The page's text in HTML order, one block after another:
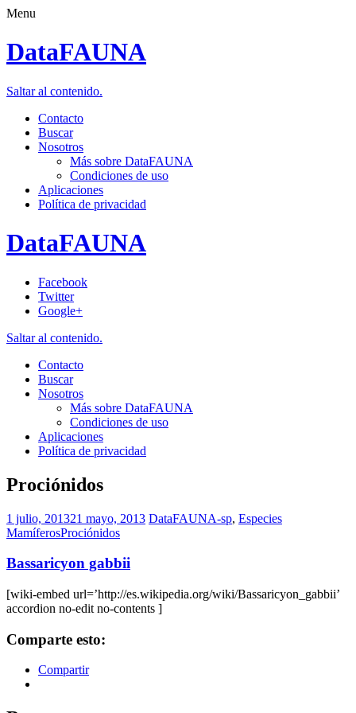
Menu
DataFAUNA
Saltar al contenido.
Contacto
Buscar
Nosotros
Más sobre DataFAUNA
Condiciones de uso
Aplicaciones
Política de privacidad
DataFAUNA
Facebook
Twitter
Google+
Saltar al contenido.
Contacto
Buscar
Nosotros
Más sobre DataFAUNA
Condiciones de uso
Aplicaciones
Política de privacidad
Prociónidos
1 julio, 201321 mayo, 2013 DataFAUNA-sp, Especies
MamíferosProciónidos
Bassaricyon gabbii
[wiki-embed url=’http://es.wikipedia.org/wiki/Bassaricyon_gabbii’
accordion no-edit no-contents ]
Comparte esto:
Compartir